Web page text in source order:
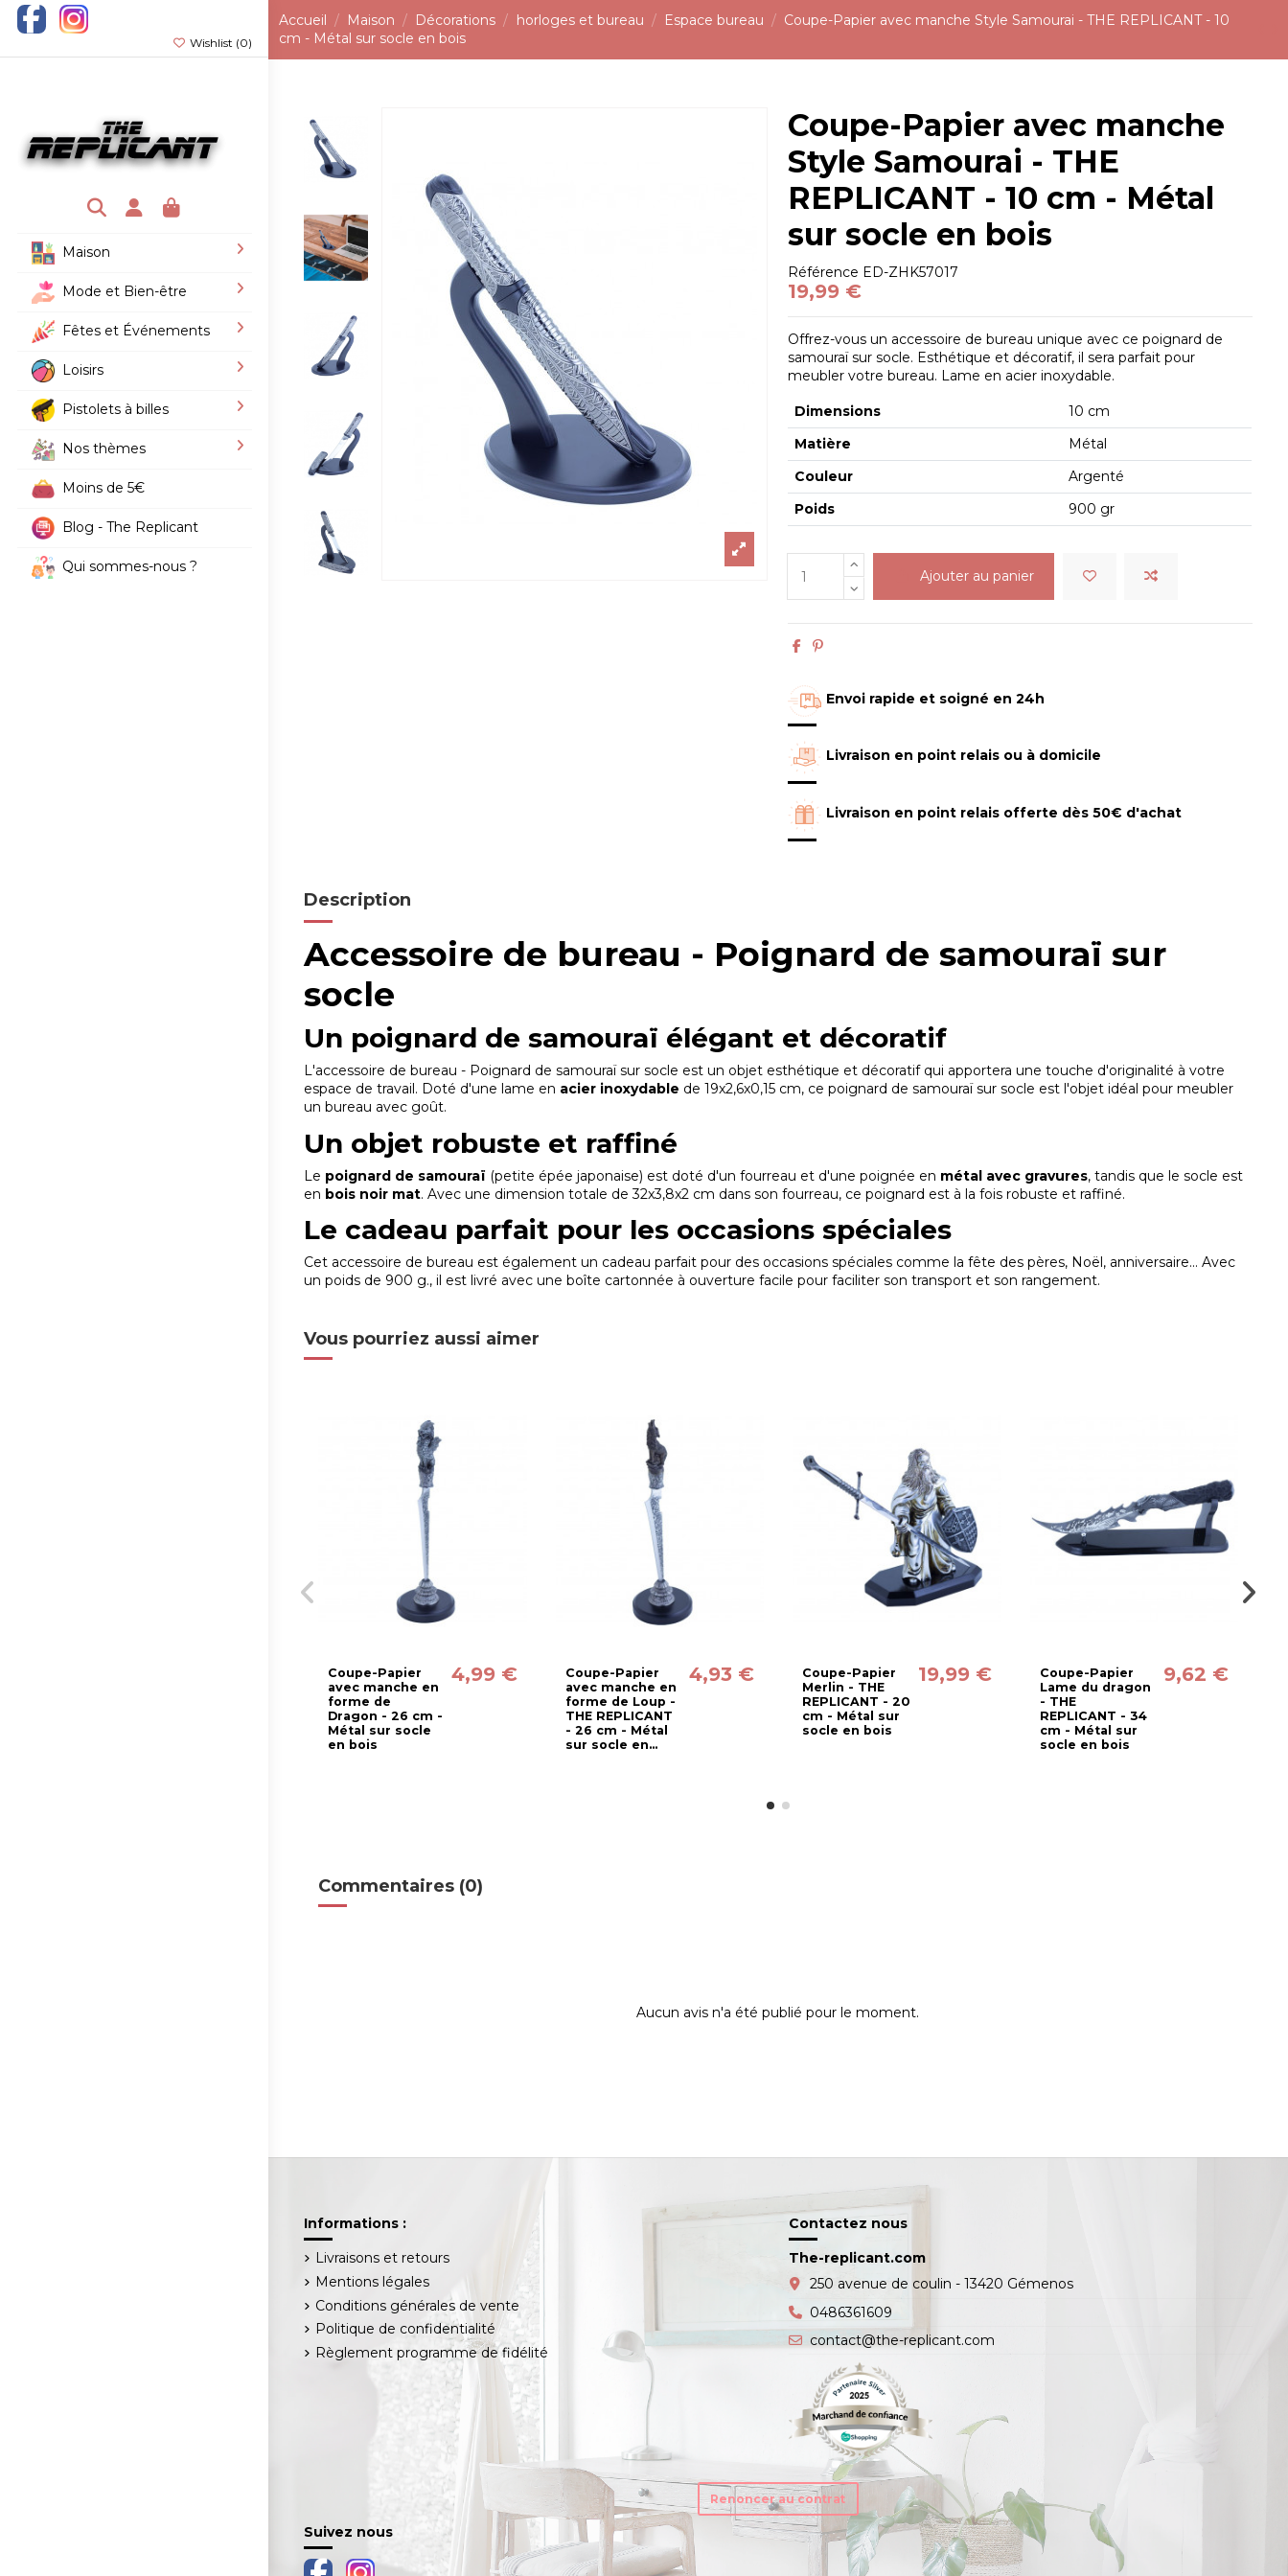
Wishlist (0)
Maison
Mode et Bien-être
Fêtes et Événements
Loisirs
Pistolets à billes
Nos thèmes
Moins de 5€
Blog - The Replicant
Qui sommes-nous ?
Accueil Maison Décorations horloges et bureau Espace bureau
Coupe-Papier avec manche Style Samourai - THE REPLICANT - 10
cm - Métal sur socle en bois
Coupe-Papier avec manche
Style Samourai - THE
REPLICANT - 10 cm - Métal
sur socle en bois
Référence ED-ZHK57017
19,99 €
Offrez-vous un accessoire de bureau unique avec ce poignard de
samouraï sur socle. Esthétique et décoratif, il sera parfait pour
meubler votre bureau. Lame en acier inoxydable.
Dimensions
10 cm
Matière
Métal
Couleur
Argenté
Poids
900 gr
Ajouter au panier
Envoi rapide et soigné en 24h
Livraison en point relais ou à domicile
Livraison en point relais offerte dès 50€ d'achat
Description
Accessoire de bureau - Poignard de samouraï sur
socle
Un poignard de samouraï élégant et décoratif
L'accessoire de bureau - Poignard de samouraï sur socle est un objet esthétique et décoratif qui apportera une touche d'originalité à votre
espace de travail. Doté d'une lame en acier inoxydable de 19x2,6x0,15 cm, ce poignard de samouraï sur socle est l'objet idéal pour meubler
un bureau avec goût.
Un objet robuste et raffiné
Le poignard de samouraï (petite épée japonaise) est doté d'un fourreau et d'une poignée en métal avec gravures, tandis que le socle est
en bois noir mat. Avec une dimension totale de 32x3,8x2 cm dans son fourreau, ce poignard est à la fois robuste et raffiné.
Le cadeau parfait pour les occasions spéciales
Cet accessoire de bureau est également un cadeau parfait pour des occasions spéciales comme la fête des pères, Noël, anniversaire... Avec
un poids de 900 g., il est livré avec une boîte cartonnée à ouverture facile pour faciliter son transport et son rangement.
Vous pourriez aussi aimer
Coupe-Papier
avec manche en
forme de
Dragon - 26 cm -
Métal sur socle
en bois
4,99 €
Coupe-Papier
avec manche en
forme de Loup -
THE REPLICANT
- 26 cm - Métal
sur socle en...
4,93 €
Coupe-Papier
Merlin - THE
REPLICANT - 20
cm - Métal sur
socle en bois
19,99 €
Coupe-Papier
Lame du dragon
- THE
REPLICANT - 34
cm - Métal sur
socle en bois
9,62 €
Commentaires (0)
Aucun avis n'a été publié pour le moment.
Informations :
Livraisons et retours
Mentions légales
Conditions générales de vente
Politique de confidentialité
Règlement programme de fidélité
Contactez nous
The-replicant.com
250 avenue de coulin - 13420 Gémenos
0486361609
contact@the-replicant.com
Renoncer au contrat
Suivez nous